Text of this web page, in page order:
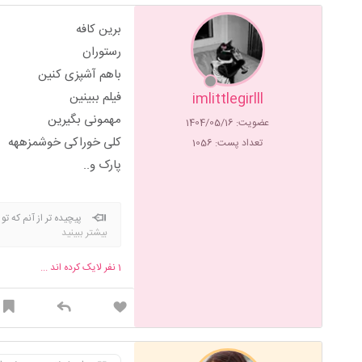
imlittlegirlll
عضویت: 1404/05/16
تعداد پست: 1056
برین کافه
رستوران
باهم آشپزی کنین
فیلم ببینین
مهمونی بگیرین
کلی خوراکی خوشمزههه
پارک و..
پیچیده تر از آنم که
بیشتر ببینید
1نفر لایک کرده اند ...